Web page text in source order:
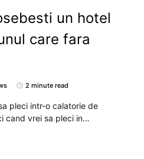
un hotel
care fara
2 minute read
pleci intr-o calatorie de
cand vrei sa pleci in…